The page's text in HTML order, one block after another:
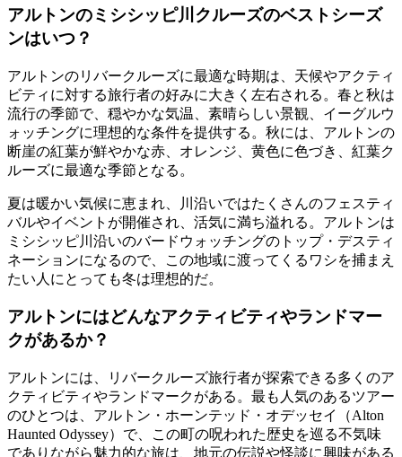
アルトンのミシシッピ川クルーズのベストシーズ
ンはいつ？
アルトンのリバークルーズに最適な時期は、天候やアクティ
ビティに対する旅行者の好みに大きく左右される。春と秋は
流行の季節で、穏やかな気温、素晴らしい景観、イーグルウ
ォッチングに理想的な条件を提供する。秋には、アルトンの
断崖の紅葉が鮮やかな赤、オレンジ、黄色に色づき、紅葉ク
ルーズに最適な季節となる。
夏は暖かい気候に恵まれ、川沿いではたくさんのフェスティ
バルやイベントが開催され、活気に満ち溢れる。アルトンは
ミシシッピ川沿いのバードウォッチングのトップ・デスティ
ネーションになるので、この地域に渡ってくるワシを捕まえ
たい人にとっても冬は理想的だ。
アルトンにはどんなアクティビティやランドマー
クがあるか？
アルトンには、リバークルーズ旅行者が探索できる多くのア
クティビティやランドマークがある。最も人気のあるツアー
のひとつは、アルトン・ホーンテッド・オデッセイ（Alton
Haunted Odyssey）で、この町の呪われた歴史を巡る不気味
でありながら魅力的な旅は、地元の伝説や怪談に興味がある